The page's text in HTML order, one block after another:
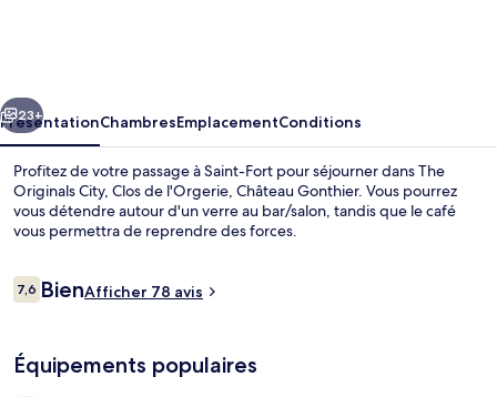
de
l'Orgerie,
Château
Gonthier
Suivant
23+
PrésentationChambresEmplacementConditions
Profitez de votre passage à Saint-Fort pour séjourner dans The
Originals City, Clos de l'Orgerie, Château Gonthier. Vous pourrez
vous détendre autour d'un verre au bar/salon, tandis que le café
vous permettra de reprendre des forces.
Avis
voyageurs
7,67,6 sur 10
BienAfficher 78 avis
Équipements populaires